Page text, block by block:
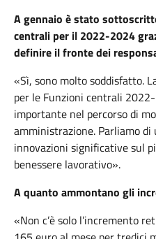
A gennaio è stato
centrali per il 2022-2024
definire il fronte dei
«Sì, sono molto soddisfatto.
per le Funzioni centrali
importante nel percorso di
amministrazione. Parliamo
innovazioni significative sul
benessere lavorativo».
A quanto ammontano gli
«Non c’è solo l’incremento